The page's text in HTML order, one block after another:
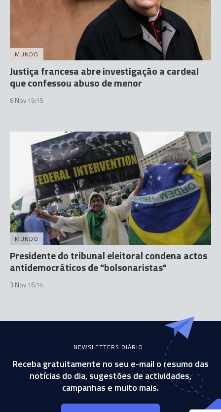
MUNDO
Justiça francesa abre investigação a cardeal
que confessou abuso de menor
8 Nov 16:15
MUNDO
Presidente do tribunal eleitoral condena actos
antidemocráticos de "bolsonaristas"
3 Nov 16:14
NEWSLETTERS DIÁRIO
Receba gratuitamente no seu e-mail o resumo das
notícias do dia, sugestões de actividades,
campanhas e muito mais.